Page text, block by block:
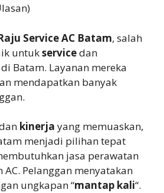
Service AC Batam, salah
untukservicedan
di Batam. Layanan mereka
mendapatkan banyak
kinerja yang memuaskan,
menjadi pilihan tepat
jasa perawatan
Pelanggan menyatakan
ungkapan “mantap kali“.